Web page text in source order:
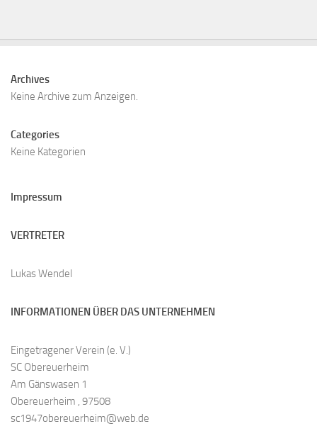
Archives
Keine Archive zum Anzeigen.
Categories
Keine Kategorien
Impressum
VERTRETER
Lukas Wendel
INFORMATIONEN ÜBER DAS UNTERNEHMEN
Eingetragener Verein (e. V.)
SC Obereuerheim
Am Gänswasen 1
Obereuerheim , 97508
sc1947obereuerheim@web.de